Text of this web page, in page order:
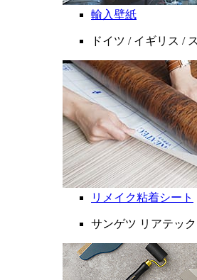
輸入壁紙
ドイツ / イギリス /
リメイク粘着シート
サンゲツ リアテック